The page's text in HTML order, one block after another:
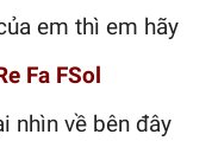
em thì em hãy
Fa FSol
nhìn về bên đây